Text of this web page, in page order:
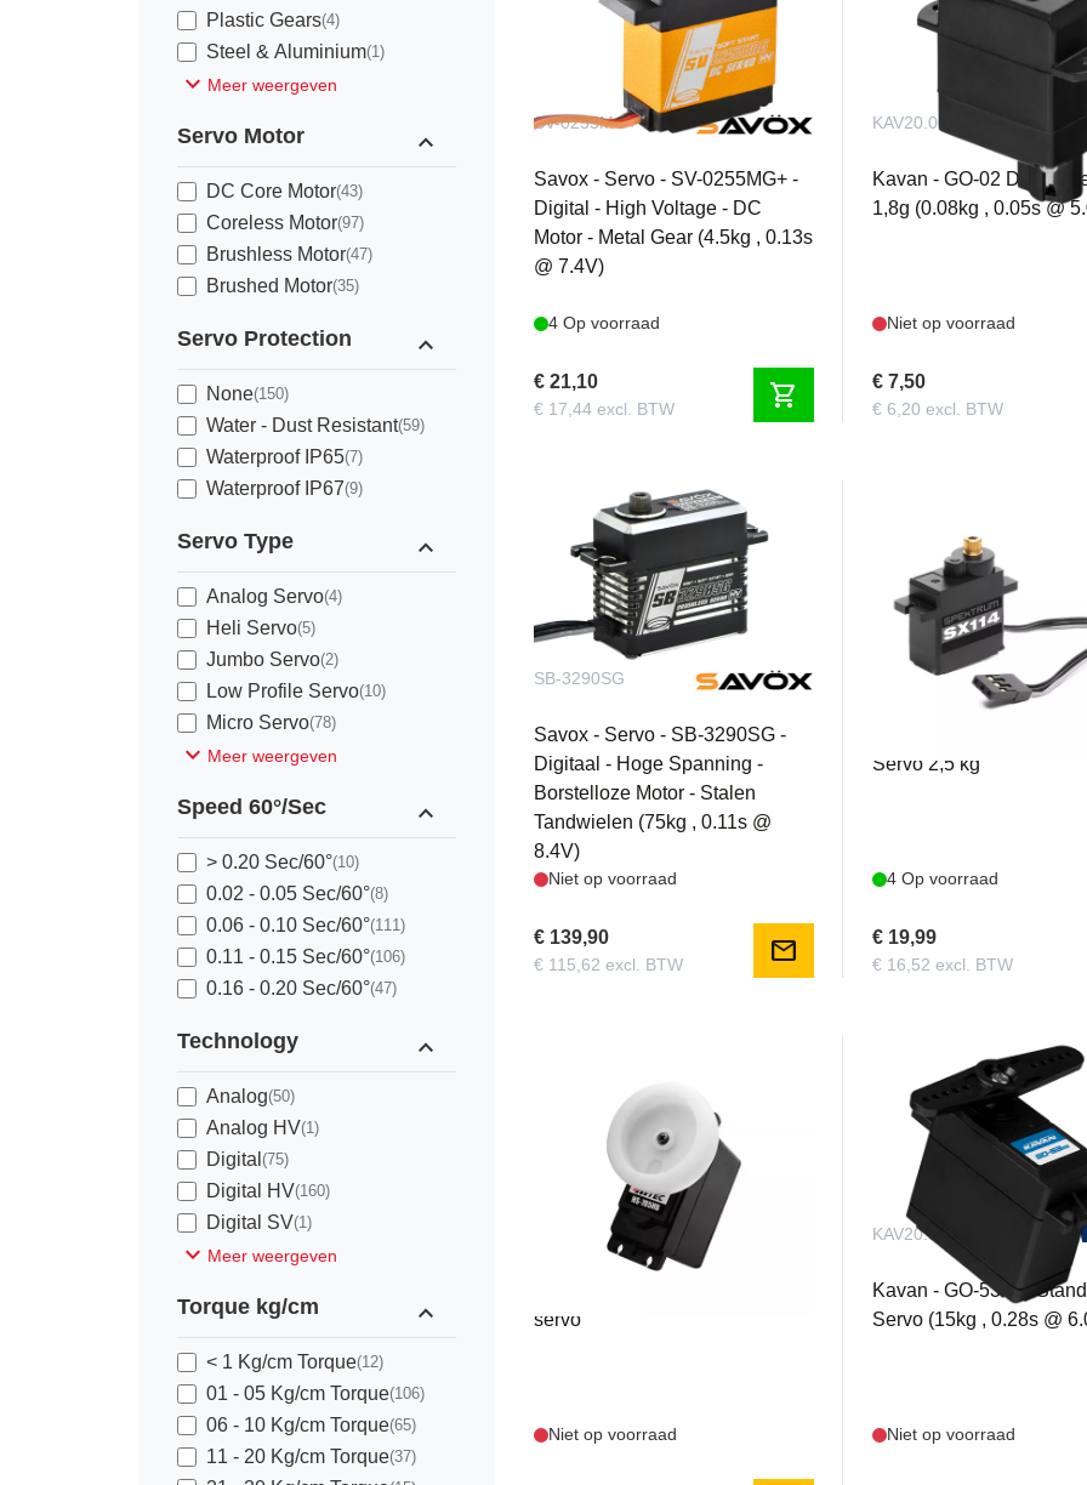
Plastic Gears(4)
Steel & Aluminium(1)
expand_more Meer weergeven
Servo Motor expand_less
DC Core Motor(43)
Coreless Motor(97)
Brushless Motor(47)
Brushed Motor(35)
Servo Protection expand_less
None(150)
Water - Dust Resistant(59)
Waterproof IP65(7)
Waterproof IP67(9)
Servo Type expand_less
Analog Servo(4)
Heli Servo(5)
Jumbo Servo(2)
Low Profile Servo(10)
Micro Servo(78)
expand_more Meer weergeven
Speed 60°/Sec expand_less
> 0.20 Sec/60°(10)
0.02 - 0.05 Sec/60°(8)
0.06 - 0.10 Sec/60°(111)
0.11 - 0.15 Sec/60°(106)
0.16 - 0.20 Sec/60°(47)
Technology expand_less
Analog(50)
Analog HV(1)
Digital (75)
Digital HV(160)
Digital SV(1)
expand_more Meer weergeven
Torque kg/cm expand_less
< 1 Kg/cm Torque(12)
01 - 05 Kg/cm Torque(106)
06 - 10 Kg/cm Torque(65)
11 - 20 Kg/cm Torque(37)
SV-0255MG+
Savox - Servo - SV-0255MG+ -
Digital - High Voltage - DC
Motor - Metal Gear (4.5kg , 0.13s
@ 7.4V)
4 Op voorraad
€ 21,10
€ 17,44 excl. BTW shopping_cart
KAV20.002
Kavan - GO-02 Digital
1,8g (0.08kg , 0.05s @
Niet op voorraad
€ 7,50
€ 6,20 excl. BTW
SB-3290SG
Savox - Servo - SB-3290SG -
Digitaal - Hoge Spanning -
Borstelloze Motor - Stalen
Tandwielen (75kg , 0.11s @
8.4V)
Niet op voorraad
€ 139,90
€ 115,62 excl. BTW mail
SPMSSX114
Servo 2,5 kg
4 Op voorraad
€ 19,99
€ 16,52 excl. BTW
HI33785S
servo
Niet op voorraad
KAV20.53MG
Kavan - GO-53MG
Servo (15kg , 0.28s @
Niet op voorraad